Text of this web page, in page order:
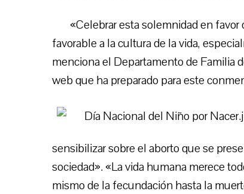
«Celebrar esta solemnidad en
favorable a la cultura de la vida,
menciona el Departamento de Familia
web que ha preparado para este
sensibilizar sobre el aborto que se
sociedad». «La vida humana merece
mismo de la fecundación hasta la